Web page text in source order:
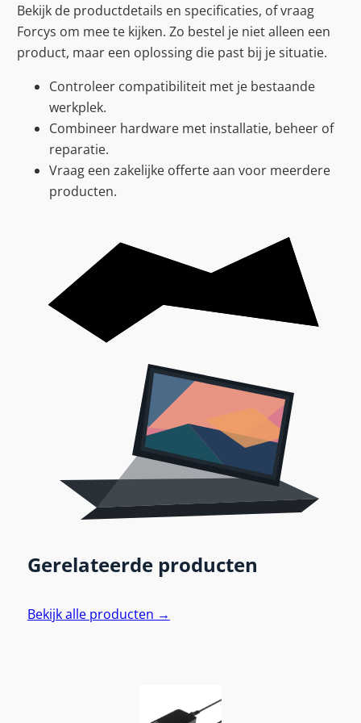
Bekijk de productdetails en specificaties, of vraag
Forcys om mee te kijken. Zo bestel je niet alleen een
product, maar een oplossing die past bij je situatie.
Controleer compatibiliteit met je bestaande
werkplek.
Combineer hardware met installatie, beheer of
reparatie.
Vraag een zakelijke offerte aan voor meerdere
producten.
Gerelateerde producten
Bekijk alle producten →